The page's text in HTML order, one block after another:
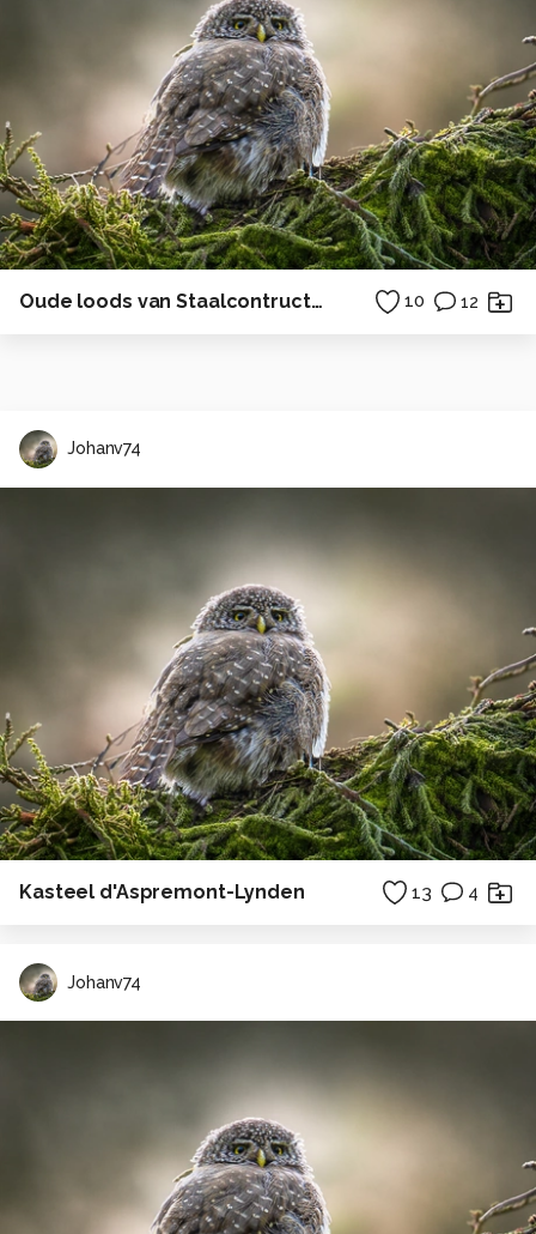
Oude loods van Staalcontructie Schinveld N.V. 10 12
Johanv74
Kasteel d'Aspremont-Lynden 13 4
Johanv74